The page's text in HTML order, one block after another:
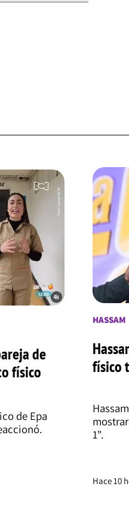
de
físico
de Epa
HASSAM
físico
1".
Hace 10